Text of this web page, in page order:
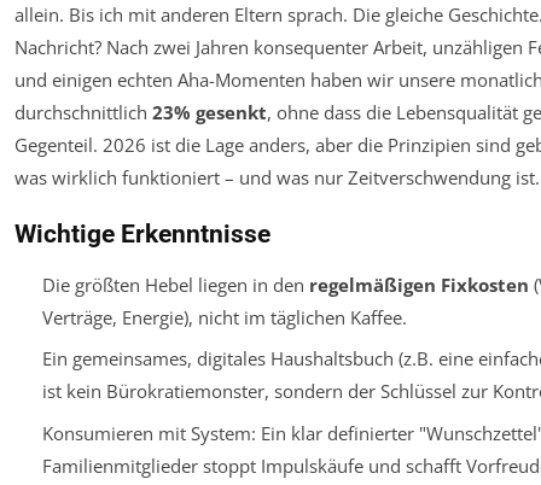
allein. Bis ich mit anderen Eltern sprach. Die gleiche
Nachricht? Nach zwei Jahren konsequenter Arbeit, unzähligen
und einigen echten Aha-Momenten haben wir unsere
durchschnittlich 23% gesenkt, ohne dass die Lebensqualität
Gegenteil. 2026 ist die Lage anders, aber die Prinzipien sind
was wirklich funktioniert – und was nur Zeitverschwendung ist.
Wichtige Erkenntnisse
Die größten Hebel liegen in den regelmäßigen Fixkosten
Verträge, Energie), nicht im täglichen Kaffee.
Ein gemeinsames, digitales Haushaltsbuch (z.B. eine
ist kein Bürokratiemonster, sondern der Schlüssel zur
Konsumieren mit System: Ein klar definierter
Familienmitglieder stoppt Impulskäufe und schafft